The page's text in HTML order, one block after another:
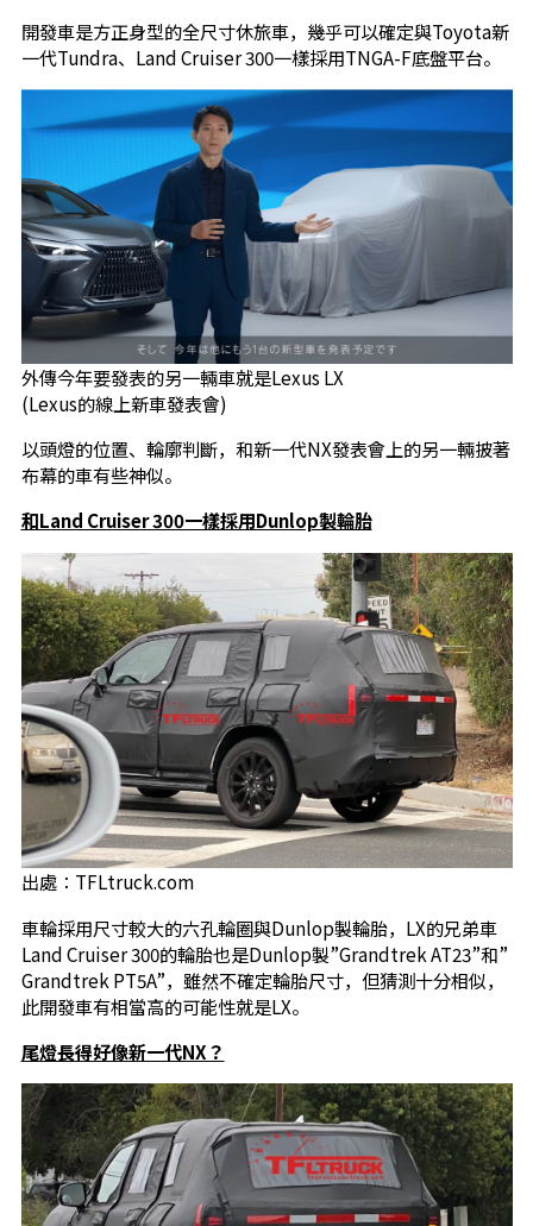
開發車是方正身型的全尺寸休旅車，幾乎可以確定與Toyota新
一代Tundra、Land Cruiser 300一樣採用TNGA-F底盤平台。
外傳今年要發表的另一輛車就是Lexus LX
(Lexus的線上新車發表會)
以頭燈的位置、輪廓判斷，和新一代NX發表會上的另一輛披著
布幕的車有些神似。
和Land Cruiser 300一樣採用Dunlop製輪胎
出處：TFLtruck.com
車輪採用尺寸較大的六孔輪圈與Dunlop製輪胎，LX的兄弟車
Land Cruiser 300的輪胎也是Dunlop製”Grandtrek AT23”和”
Grandtrek PT5A”，雖然不確定輪胎尺寸，但猜測十分相似，
此開發車有相當高的可能性就是LX。
尾燈長得好像新一代NX？